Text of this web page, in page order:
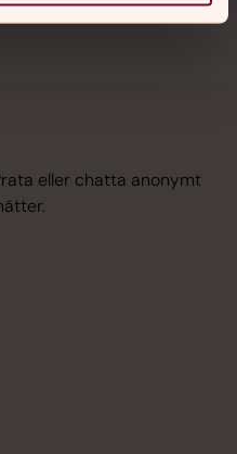
eller chatta anonymt